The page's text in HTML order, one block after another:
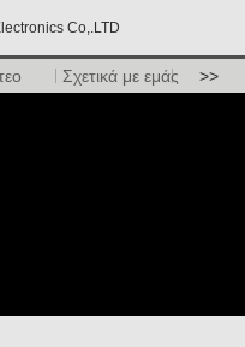
Co,.LTD
Σχετικά με εμάς >>